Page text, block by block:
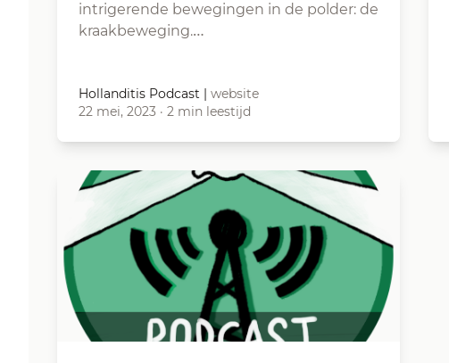
intrigerende bewegingen in de polder: de
kraakbeweging.…
Hollanditis Podcast | website
22 mei, 2023 · 2 min leestijd